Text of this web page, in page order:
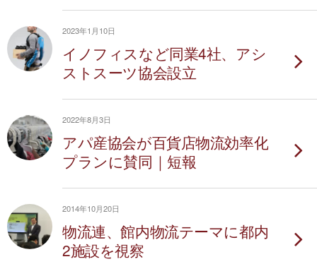
2023年1月10日
イノフィスなど同業4社、アシ
ストスーツ協会設立
2022年8月3日
アパ産協会が百貨店物流効率化
プランに賛同｜短報
2014年10月20日
物流連、館内物流テーマに都内
2施設を視察